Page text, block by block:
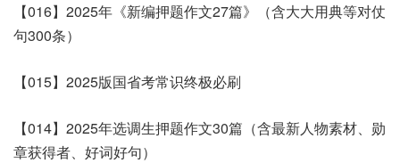
【016】2025年《新编押题作文27篇》（含大大用典等对仗
句300条）
【015】2025版国省考常识终极必刷
【014】2025年选调生押题作文30篇（含最新人物素材、勋
章获得者、好词好句）